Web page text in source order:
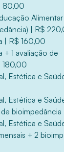
80,00
| R$
| R$ 160,00
1 avaliação de
180,00
Estética e
Estética e
Estética e
+ 2